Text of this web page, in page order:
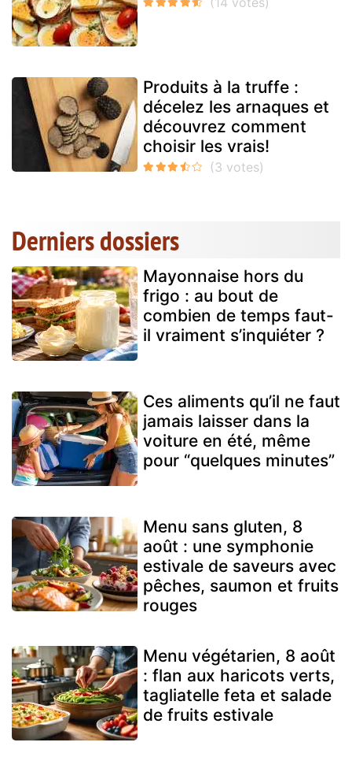
Produits à la truffe :
décelez les arnaques et
découvrez comment
choisir les vrais!
Derniers dossiers
Mayonnaise hors du
frigo : au bout de
combien de temps faut-
il vraiment s’inquiéter ?
Ces aliments qu’il ne faut
jamais laisser dans la
voiture en été, même
pour “quelques minutes”
Menu sans gluten, 8
août : une symphonie
estivale de saveurs avec
pêches, saumon et fruits
rouges
Menu végétarien, 8 août
: flan aux haricots verts,
tagliatelle feta et salade
de fruits estivale